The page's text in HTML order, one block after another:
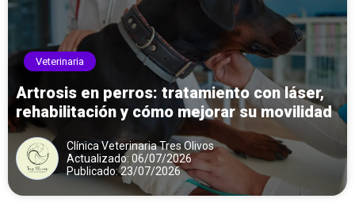
Veterinaria
Artrosis en perros: tratamiento con láser,
rehabilitación y cómo mejorar su movilidad
Clínica Veterinaria Tres Olivos
Actualizado: 06/07/2026
Publicado: 23/07/2026